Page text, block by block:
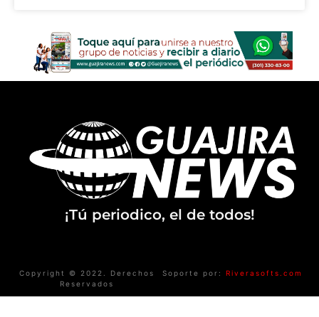
¡Tú periodico, el de todos!
Copyright © 2022. Derechos
Reservados
Soporte por: Riverasofts.com